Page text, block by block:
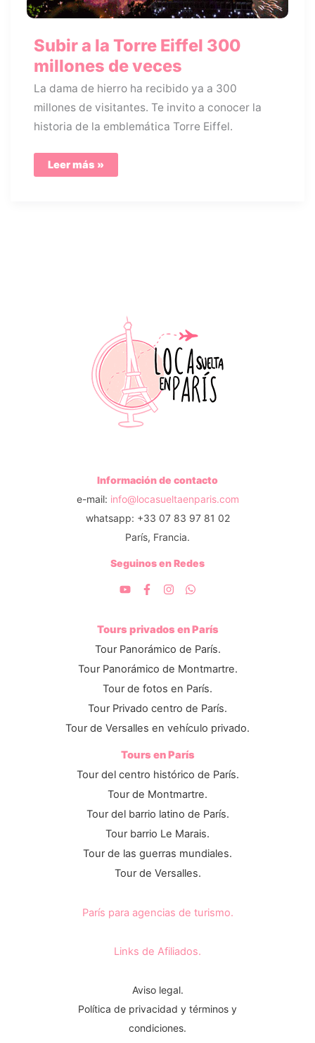
Subir a la Torre Eiffel 300
millones de veces
La dama de hierro ha recibido ya a 300
millones de visitantes. Te invito a conocer la
historia de la emblemática Torre Eiffel.
Subir
Leer más »
Información de contacto
e-mail: info@locasueltaenparis.com
whatsapp: +33 07 83 97 81 02
París, Francia.
Seguinos en Redes
Tours privados en París
Tour Panorámico de París.
Tour Panorámico de Montmartre.
Tour de fotos en París.
Tour Privado centro de París.
Tour de Versalles en vehículo privado.
Tours en París
Tour del centro histórico de París.
Tour de Montmartre.
Tour del barrio latino de París.
Tour barrio Le Marais.
Tour de las guerras mundiales.
Tour de Versalles.
París para agencias de turismo.
Links de Afiliados.
Aviso legal.
Política de privacidad y términos y
condiciones.